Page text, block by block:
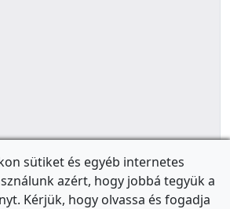
sütiket és egyéb internetes
azért, hogy jobbá tegyük a
Kérjük, hogy olvassa és fogadja